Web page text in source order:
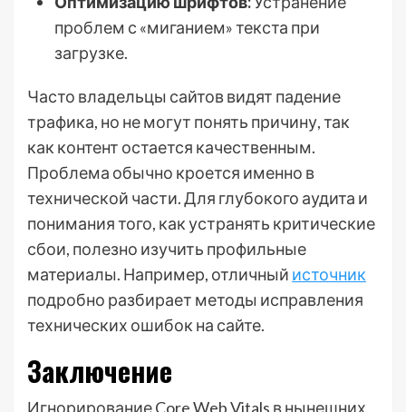
проблем с «миганием» текста при
загрузке.
Часто владельцы сайтов видят падение
трафика, но не могут понять причину, так
как контент остается качественным.
Проблема обычно кроется именно в
технической части. Для глубокого аудита и
понимания того, как устранять критические
сбои, полезно изучить профильные
материалы. Например, отличный источник
подробно разбирает методы исправления
технических ошибок на сайте.
Заключение
Игнорирование Core Web Vitals в нынешних